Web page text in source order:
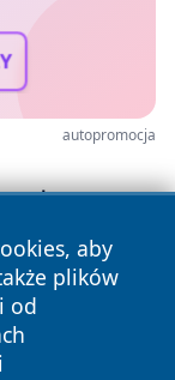
autopromocja
aby
plików
od